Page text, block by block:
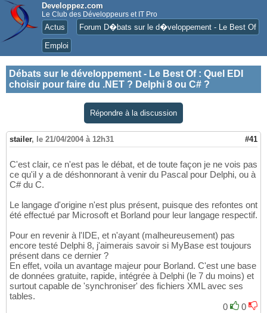
Developpez.com
Le Club des Développeurs et IT Pro
Actus Forum D�bats sur le d�veloppement - Le Best Of
Emploi
Débats sur le développement - Le Best Of: Quel EDI
choisir pour faire du .NET ? Delphi 8 ou C# ?
Répondre à la discussion
stailer, le 21/04/2004 à 12h31 #41
C'est clair, ce n'est pas le débat, et de toute façon je ne vois pas
ce qu'il y a de déshonnorant à venir du Pascal pour Delphi, ou à
C# du C.
Le langage d'origine n'est plus présent, puisque des refontes ont
été effectué par Microsoft et Borland pour leur langage respectif.
Pour en revenir à l'IDE, et n'ayant (malheureusement) pas
encore testé Delphi 8, j'aimerais savoir si MyBase est toujours
présent dans ce dernier ?
En effet, voila un avantage majeur pour Borland. C'est une base
de données gratuite, rapide, intégrée à Delphi (le 7 du moins) et
surtout capable de 'synchroniser' des fichiers XML avec ses
tables.
0
0